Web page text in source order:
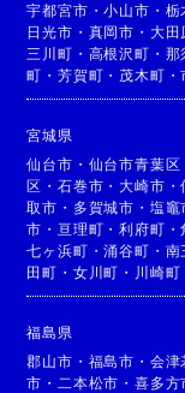
宇都宮市 ・小山市 ・ 栃
日光市 ・ 真岡市 ・ 大田
三川町 ・ 高根沢町 ・ 那
町 ・芳賀町 ・ 茂木町 ・
宮城県
仙台市 ・ 仙台市青葉区
区 ・石巻市 ・大崎市 ・
取市 ・ 多賀城市 ・ 塩竈
市 ・ 亘理町 ・利府町 ・
七ヶ浜町 ・涌谷町 ・ 南
田町 ・ 女川町 ・ 川崎町
福島県
郡山市 ・ 福島市 ・ 会津
市 ・ 二本松市 ・喜多方